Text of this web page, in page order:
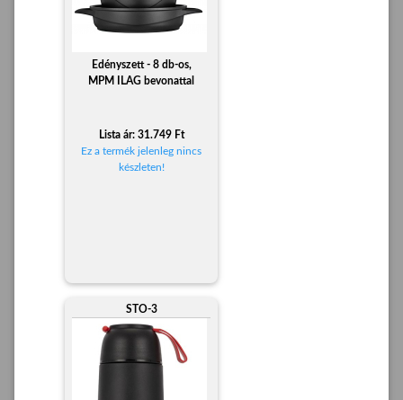
Edényszett - 8 db-os,
MPM ILAG bevonattal
Lista ár: 31.749 Ft
Ez a termék jelenleg nincs
készleten!
STO-3